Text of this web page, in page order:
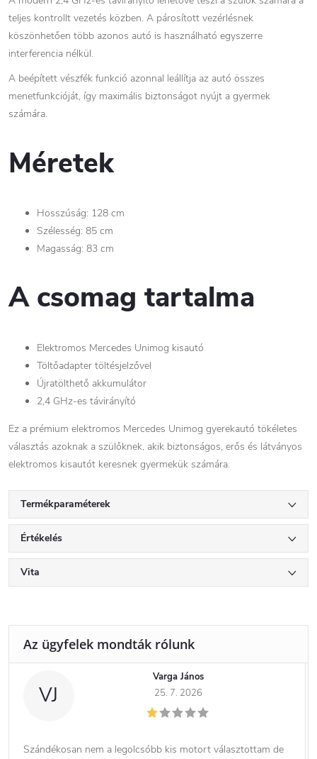
teljes kontrollt vezetés közben. A párosított vezérlésnek
köszönhetően több azonos autó is használható egyszerre
interferencia nélkül.
A beépített vészfék funkció azonnal leállítja az autó összes
menetfunkcióját, így maximális biztonságot nyújt a gyermek
számára.
Méretek
Hosszúság: 128 cm
Szélesség: 85 cm
Magasság: 83 cm
A csomag tartalma
Elektromos Mercedes Unimog kisautó
Töltőadapter töltésjelzővel
Újratölthető akkumulátor
2,4 GHz-es távirányító
Ez a prémium elektromos Mercedes Unimog gyerekautó tökéletes
választás azoknak a szülőknek, akik biztonságos, erős és látványos
elektromos kisautót keresnek gyermekük számára.
Termékparaméterek
Értékelés
Vita
VJ
Varga János
25. 7. 2026
Szándékosan nem a legolcsóbb kis motort választottam de